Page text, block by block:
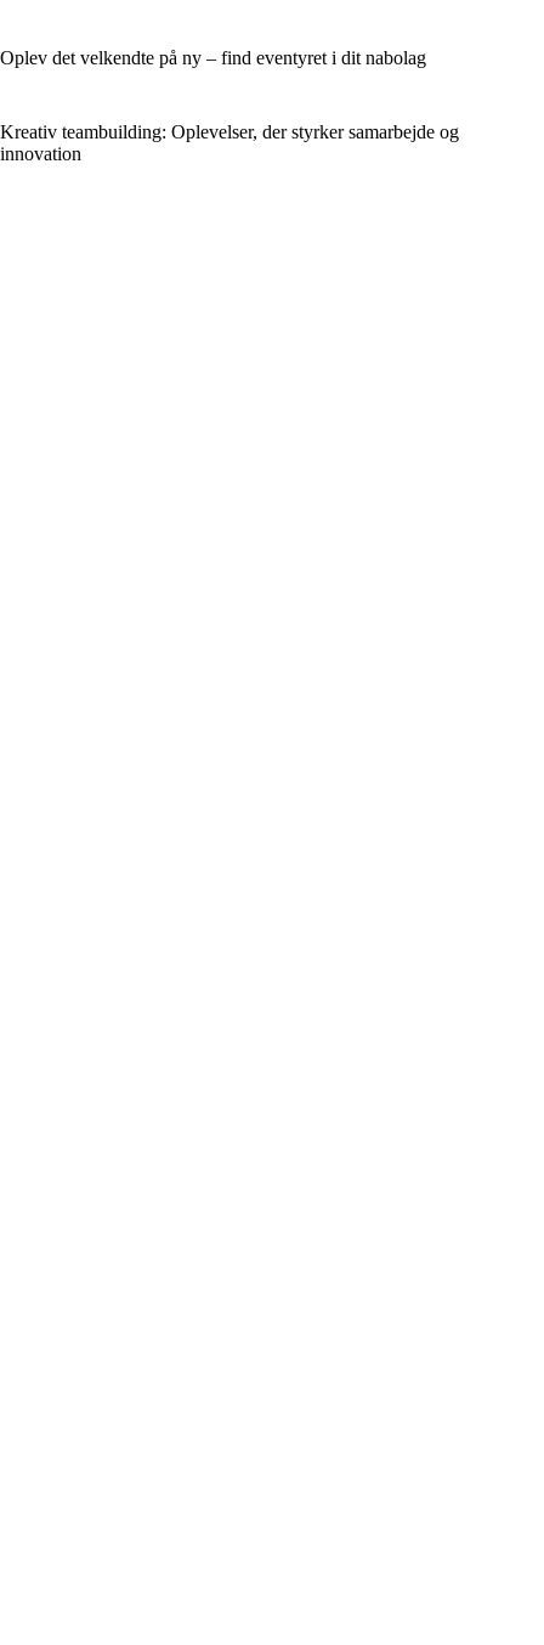
Oplev det velkendte på ny – find eventyret i dit nabolag
Kreativ teambuilding: Oplevelser, der styrker samarbejde og
innovation